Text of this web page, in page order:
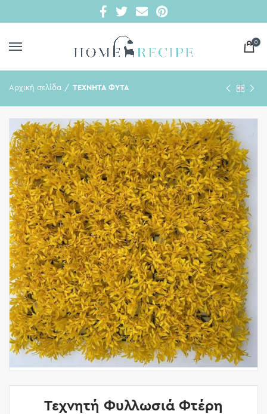
0
Αρχική σελίδα ΤΕΧΝΗΤΑ ΦΥΤΑ
Τεχνητή Φυλλωσιά Φτέρη